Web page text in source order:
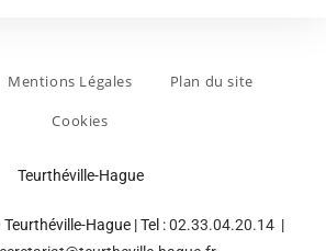
Mentions Légales
Plan du site
Cookies
Teurthéville-Hague
Hague | Tel :02.33.04.20.14 |